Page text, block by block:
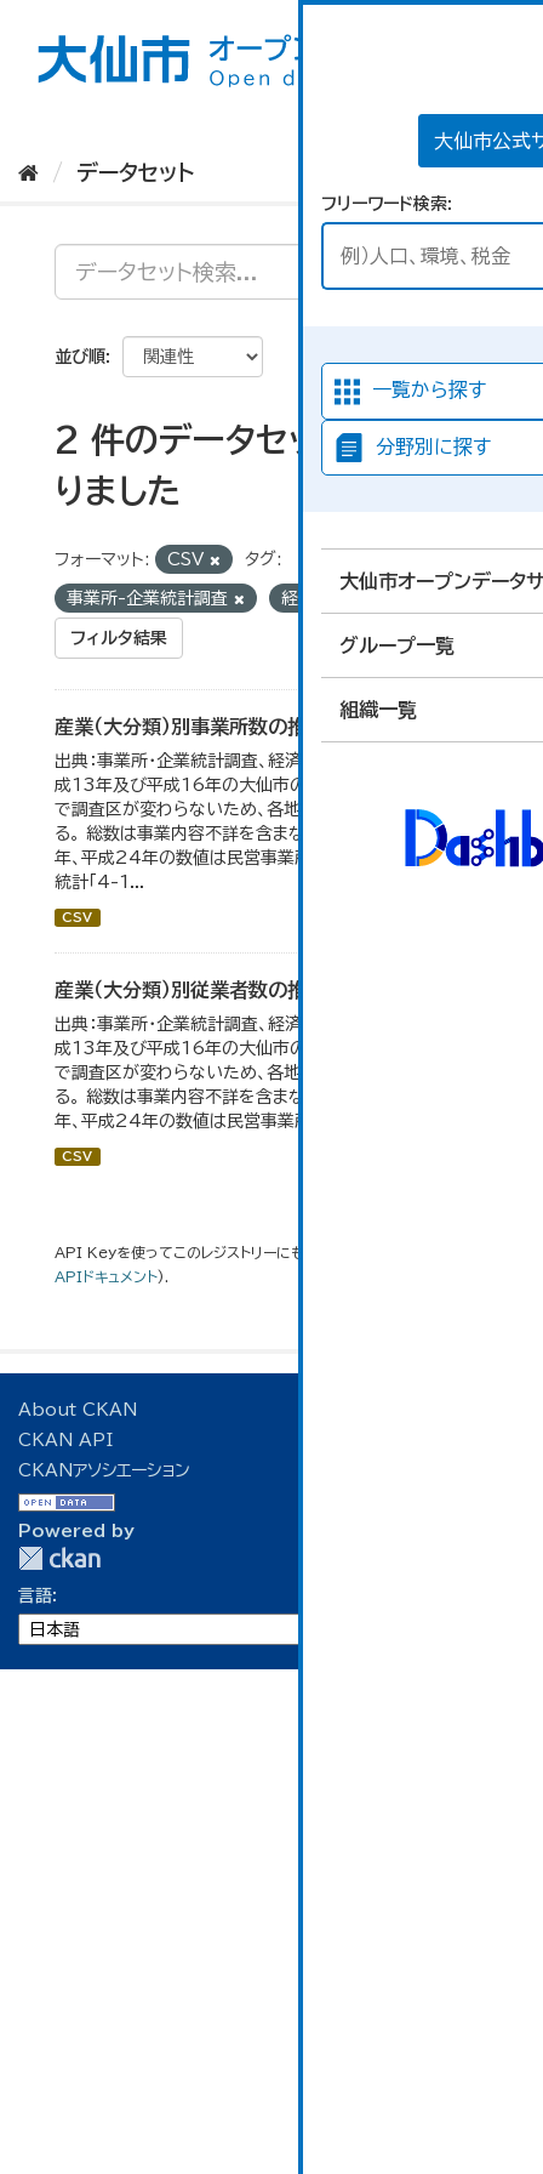
大仙市公式
フリーワード検索
一覧から探す
分野別に探す
大仙市オープンデータ
グループ一覧
組織一覧
データセット
並び順
2 件のデータセットが見つか
りました
フォーマット: CSV タグ:
事業所-企業統計調査 経済センサス
フィルタ結果
産業（大分類）別事業所数の推移
出典：事業所・企業統計調査、経済センサス。 平成11年、平
成13年及び平成16年の大仙市の数値は、合併前、合併後
で調査区が変わらないため、各地域の数値を合算してい
る。 総数は事業内容不詳を含まない。平成11年、平成16
年、平成24年の数値は民営事業所のみの数値。 大仙市の
統計「4-1...
CSV
産業（大分類）別従業者数の推移
出典：事業所・企業統計調査、経済センサス。 平成11年、平
成13年及び平成16年の大仙市の数値は、合併前、合併後
で調査区が変わらないため、各地域の数値を合算してい
る。 総数は事業内容不詳を含まない。平成11年、平成16
年、平成24年の数値は民営事業所のみの数値。...
CSV
API Keyを使ってこのレジストリーにもアクセス可能です
APIドキュメント).
About CKAN
CKAN API
CKANアソシエーション
Powered by
言語